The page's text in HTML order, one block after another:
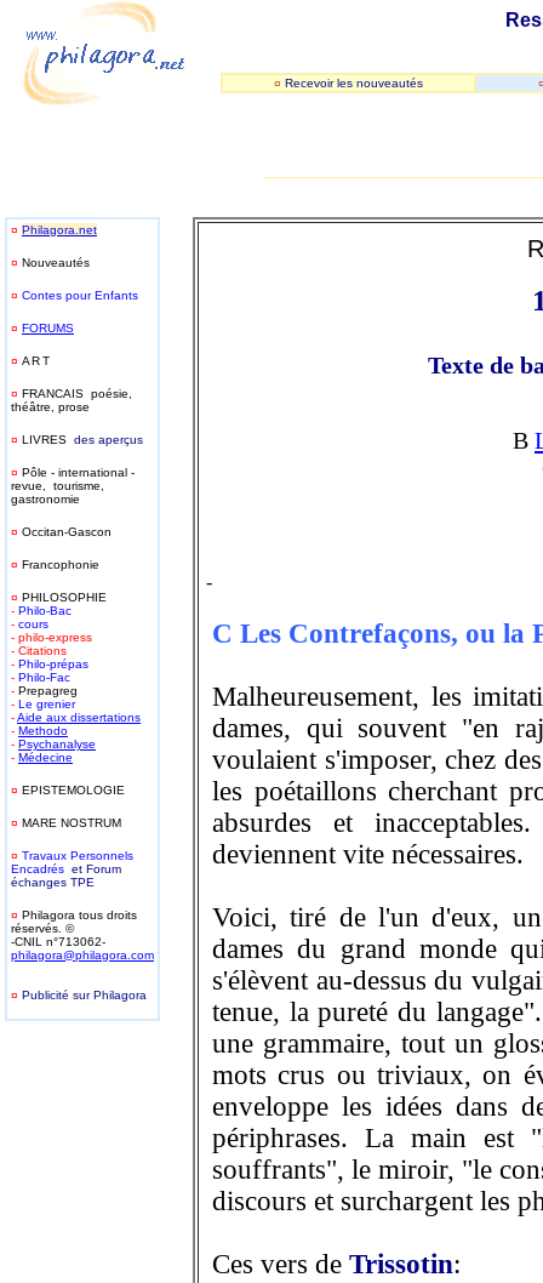
¤ Recevoir les nouveautés
¤ Philagora.net
¤ Nouveautés
¤ Contes pour Enfants
¤ FORUMS
¤ ART
¤ FRANCAIS poésie,
théâtre, prose
¤ LIVRES des aperçus
¤ Pôle - international -
revue, tourisme,
gastronomie
¤ Occitan-Gascon
¤ Francophonie
¤ PHILOSOPHIE
- Philo-Bac
- cours
- philo-express
- Citations
- Philo-prépas
- Philo-Fac
- Prepagreg
- Le grenier
-Aide aux dissertations
- Methodo
- Psychanalyse
- Médecine
¤ EPISTEMOLOGIE
¤ MARE NOSTRUM
¤ Travaux Personnels
Encadrés et Forum
échanges TPE
¤ Philagora tous droits
réservés. ©
-CNIL n°713062-
philagora@philagora.com
¤ Publicité sur Philagora
Texte de
B
-
C Les Contrefaçons, ou la
Malheureusement, les
dames, qui souvent "en
voulaient s'imposer, chez
les poétaillons cherchant
absurdes et
deviennent vite nécessaires.
Voici, tiré de l'un d'eux,
dames du grand monde
s'élèvent au-dessus du
tenue, la pureté du
une grammaire, tout un
mots crus ou triviaux, on
enveloppe les idées dans
périphrases. La main est
souffrants", le miroir, "le
discours et surchargent les
Ces vers de Trissotin: